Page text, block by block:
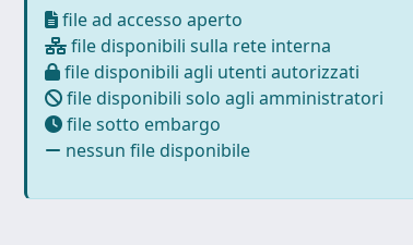
file ad accesso aperto
file disponibili sulla rete interna
file disponibili agli utenti autorizzati
file disponibili solo agli amministratori
file sotto embargo
nessun file disponibile